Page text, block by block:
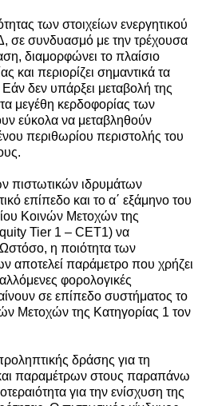
των στοιχείων ενεργητικού
σε συνδυασμό με την τρέχουσα
διαμορφώνει το πλαίσιο
και περιορίζει σημαντικά τα
δεν υπάρξει μεταβολή της
μεγέθη κερδοφορίας των
εύκολα να μεταβληθούν
περιθωρίου περιστολής του
πιστωτικών ιδρυμάτων
επίπεδο και το α΄ εξάμηνο του
Κοινών Μετοχών της
Tier 1 – CET1) να
η ποιότητα των
αποτελεί παράμετρο που χρήζει
φορολογικές
σε επίπεδο συστήματος το
Μετοχών της Κατηγορίας 1 τον
δράσης για τη
παραμέτρων στους παραπάνω
για την ενίσχυση της